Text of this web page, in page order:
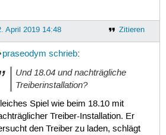
Zitieren
April 2019 14:48
praseodym schrieb:
Und 18.04 und nachträgliche
Treiberinstallation?
Spiel wie beim 18.10 mit
Treiber-Installation. Er
den Treiber zu laden, schlägt